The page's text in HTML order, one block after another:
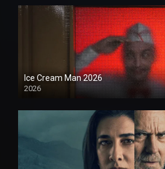
Ice Cream Man 2026
2026